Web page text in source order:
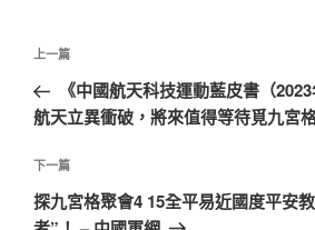
文
導
覽
上
一
篇
章
上一篇
《中國航天科技運動藍皮書（
航天立異衝破，將來值得等待覓九宮
下
一
篇
下一篇
探九宮格聚會‍4 15全平易近國度平安